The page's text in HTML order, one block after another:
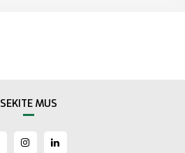
SEKITE MUS